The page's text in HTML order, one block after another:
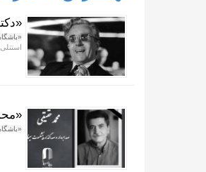
استنلی